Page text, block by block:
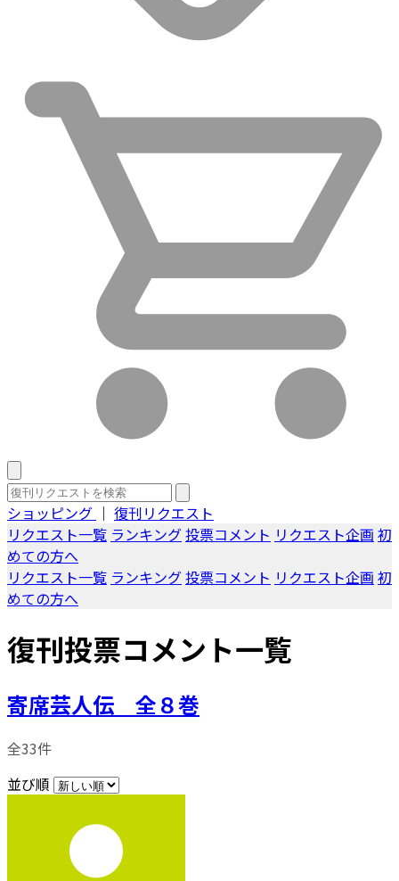
ショッピング ｜ 復刊リクエスト
リクエスト一覧 ランキング投票コメント リクエスト企画 初
めての方へ
リクエスト一覧 ランキング投票コメント リクエスト企画 初
めての方へ
復刊投票コメント一覧
寄席芸人伝 全８巻
全33件
並び順